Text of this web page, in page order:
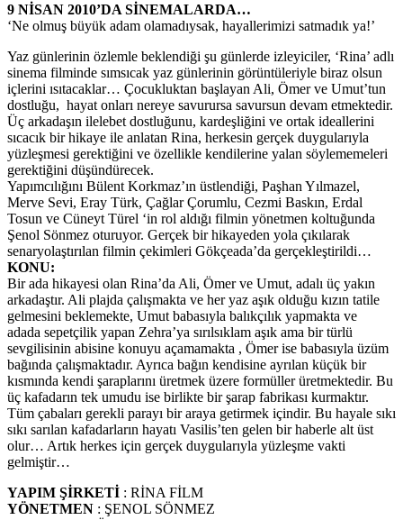
9 NİSAN 2010’DA SİNEMALARDA…
‘Ne olmuş büyük adam olamadıysak, hayallerimizi satmadık ya!’
Yaz günlerinin özlemle beklendiği şu günlerde izleyiciler, ‘Rina’ adlı
sinema filminde sımsıcak yaz günlerinin görüntüleriyle biraz olsun
içlerini ısıtacaklar… Çocukluktan başlayan Ali, Ömer ve Umut’tun
dostluğu, hayat onları nereye savurursa savursun devam etmektedir.
Üç arkadaşın ilelebet dostluğunu, kardeşliğini ve ortak ideallerini
sıcacık bir hikaye ile anlatan Rina, herkesin gerçek duygularıyla
yüzleşmesi gerektiğini ve özellikle kendilerine yalan söylememeleri
gerektiğini düşündürecek.
Yapımcılığını Bülent Korkmaz’ın üstlendiği, Paşhan Yılmazel,
Merve Sevi, Eray Türk, Çağlar Çorumlu, Cezmi Baskın, Erdal
Tosun ve Cüneyt Türel ‘in rol aldığı filmin yönetmen koltuğunda
Şenol Sönmez oturuyor. Gerçek bir hikayeden yola çıkılarak
senaryolaştırılan filmin çekimleri Gökçeada’da gerçekleştirildi…
KONU:
Bir ada hikayesi olan Rina’da Ali, Ömer ve Umut, adalı üç yakın
arkadaştır. Ali plajda çalışmakta ve her yaz aşık olduğu kızın tatile
gelmesini beklemekte, Umut babasıyla balıkçılık yapmakta ve
adada sepetçilik yapan Zehra’ya sırılsıklam aşık ama bir türlü
sevgilisinin abisine konuyu açamamakta , Ömer ise babasıyla üzüm
bağında çalışmaktadır. Ayrıca bağın kendisine ayrılan küçük bir
kısmında kendi şaraplarını üretmek üzere formüller üretmektedir. Bu
üç kafadarın tek umudu ise birlikte bir şarap fabrikası kurmaktır.
Tüm çabaları gerekli parayı bir araya getirmek içindir. Bu hayale sıkı
sıkı sarılan kafadarların hayatı Vasilis’ten gelen bir haberle alt üst
olur… Artık herkes için gerçek duygularıyla yüzleşme vakti
gelmiştir…
YAPIM ŞİRKETİ : RİNA FİLM
YÖNETMEN : ŞENOL SÖNMEZ